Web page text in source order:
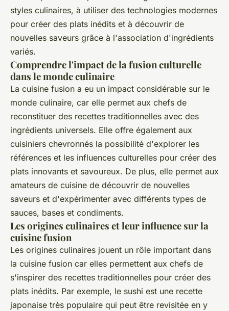
styles culinaires, à utiliser des technologies modernes
pour créer des plats inédits et à découvrir de
nouvelles saveurs grâce à l'association d'ingrédients
variés.
Comprendre l'impact de la fusion culturelle
dans le monde culinaire
La cuisine fusion a eu un impact considérable sur le
monde culinaire, car elle permet aux chefs de
reconstituer des recettes traditionnelles avec des
ingrédients universels. Elle offre également aux
cuisiniers chevronnés la possibilité d'explorer les
références et les influences culturelles pour créer des
plats innovants et savoureux. De plus, elle permet aux
amateurs de cuisine de découvrir de nouvelles
saveurs et d'expérimenter avec différents types de
sauces, bases et condiments.
Les origines culinaires et leur influence sur la
cuisine fusion
Les origines culinaires jouent un rôle important dans
la cuisine fusion car elles permettent aux chefs de
s'inspirer des recettes traditionnelles pour créer des
plats inédits. Par exemple, le sushi est une recette
japonaise très populaire qui peut être revisitée en y